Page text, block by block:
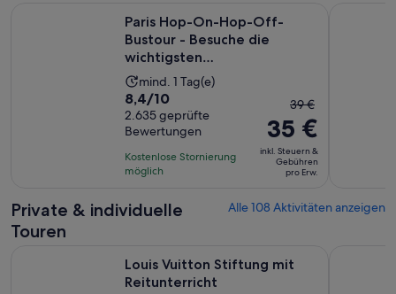
Paris Hop-On-Hop-Off-
Bustour - Besuche die
wichtigsten
Sehenswürdigkeiten v...
Die
Aktivität
dauert
1 Tag
mind. 1 Tag(e)
8.4
von
10,
basierend
auf
Bewertungen.
8,4/10
2.635 geprüfte
Bewertungen
Kostenlose Stornierung
möglich
Der
vorherige
Preis
war
39 €
der
beträgt
39 €
35 €
inkl. Steuern &
Gebühren
pro Erw.
Private & individuelle
Touren
Alle 108 Aktivitäten anzeigen
Louis Vuitton Stiftung mit
Reitunterricht